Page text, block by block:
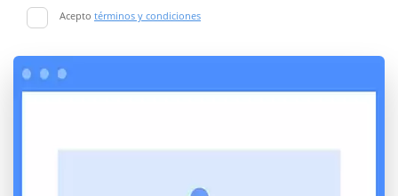
Acepto términos y condiciones